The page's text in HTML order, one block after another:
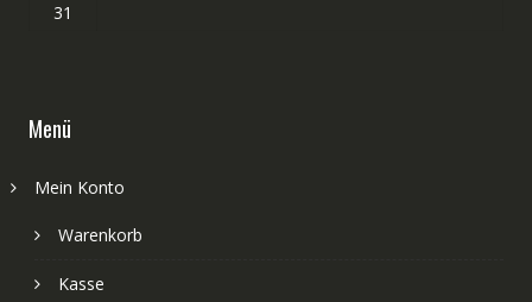
31
Menü
Mein Konto
Warenkorb
Kasse